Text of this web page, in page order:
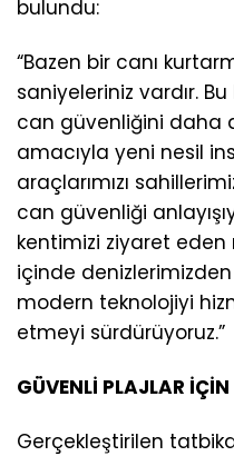
bulundu:
“Bazen bir canı
saniyeleriniz vardır.
can güvenliğini daha
amacıyla yeni nesil
araçlarımızı
can güvenliği
kentimizi ziyaret
içinde
modern teknolojiyi
etmeyi sürdürüyoruz.”
GÜVENLİ PLAJLAR
Gerçekleştirilen